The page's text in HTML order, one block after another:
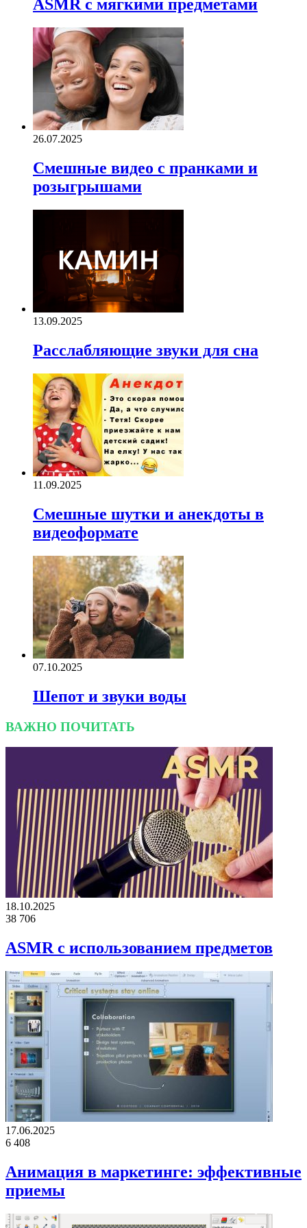
ASMR с мягкими предметами
26.07.2025
Смешные видео с пранками и
розыгрышами
13.09.2025
Расслабляющие звуки для сна
11.09.2025
Смешные шутки и анекдоты в
видеоформате
07.10.2025
Шепот и звуки воды
ВАЖНО ПОЧИТАТЬ
18.10.2025
38 706
ASMR с использованием предметов
17.06.2025
6 408
Анимация в маркетинге: эффективные
приемы